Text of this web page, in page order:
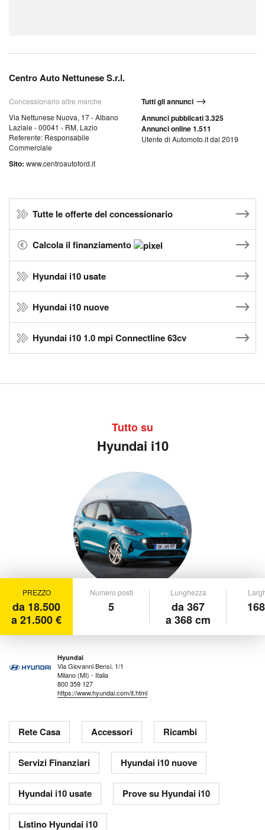
Centro Auto Nettunese S.r.l.
Concessionario altre marche
Via Nettunese Nuova, 17 - Albano
Laziale - 00041 - RM, Lazio
Referente: Responsabile
Commerciale
Sito: www.centroautoford.it
Tutti gli annunci
Annunci pubblicati 3.325
Annunci online 1.511
Utente di Automoto.it dal 2019
Tutte le offerte del concessionario
Calcola il finanziamento
Hyundai i10 usate
Hyundai i10 nuove
Hyundai i10 1.0 mpi Connectline 63cv
Tutto su
Hyundai i10
PREZZO
da 18.500
a 21.500 €
Numero posti
5
Lunghezza
da 367
a 368 cm
Hyundai
Via Giovanni Bensi, 1/1
Milano (MI) - Italia
800 359 127
https://www.hyundai.com/it.html
Rete Casa Accessori Ricambi
Servizi Finanziari Hyundai i10 nuove
Hyundai i10 usate Prove su Hyundai i10
Listino Hyundai i10